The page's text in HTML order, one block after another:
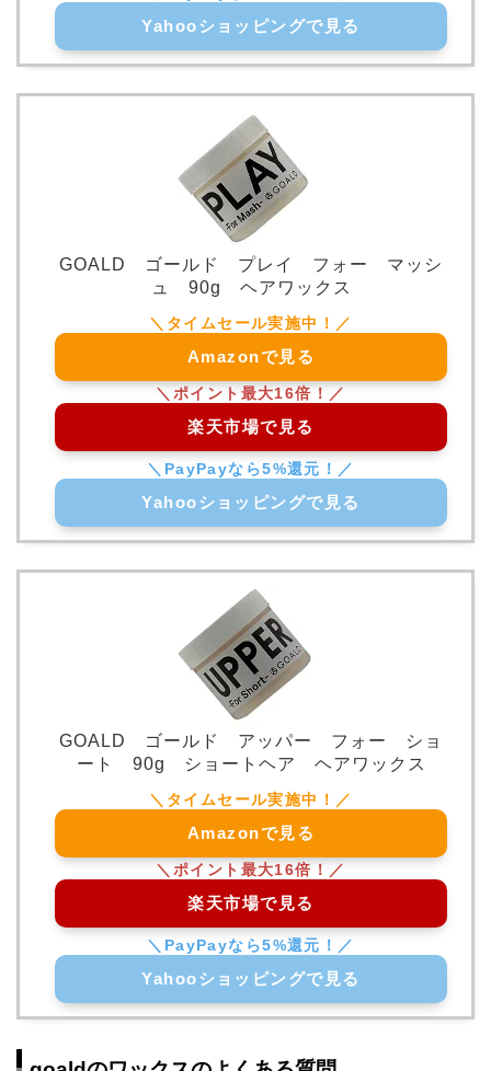
Yahooショッピングで見る
GOALD ゴールド プレイ フォー マッシ
ュ 90g ヘアワックス
Amazonで見る
楽天市場で見る
Yahooショッピングで見る
GOALD ゴールド アッパー フォー ショ
ート 90g ショートヘア ヘアワックス
Amazonで見る
楽天市場で見る
Yahooショッピングで見る